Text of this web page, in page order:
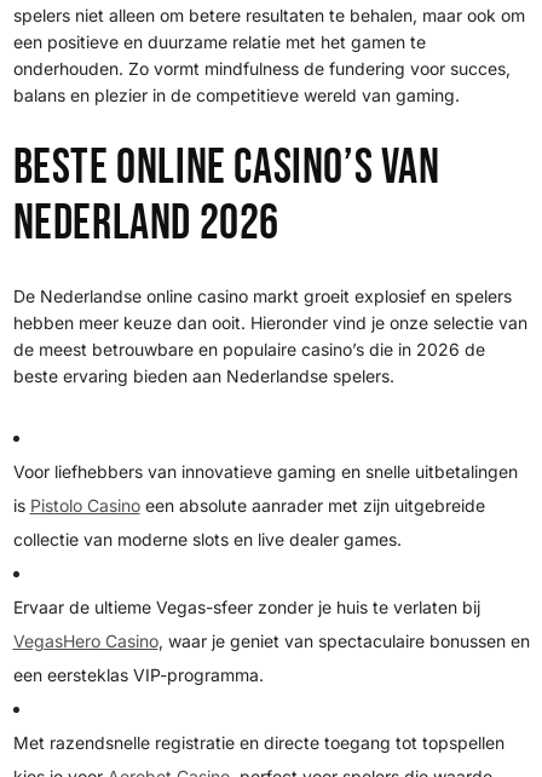
spelers niet alleen om betere resultaten te behalen, maar ook om
een positieve en duurzame relatie met het gamen te
onderhouden. Zo vormt mindfulness de fundering voor succes,
balans en plezier in de competitieve wereld van gaming.
Beste Online Casino’s van
Nederland 2026
De Nederlandse online casino markt groeit explosief en spelers
hebben meer keuze dan ooit. Hieronder vind je onze selectie van
de meest betrouwbare en populaire casino’s die in 2026 de
beste ervaring bieden aan Nederlandse spelers.
Voor liefhebbers van innovatieve gaming en snelle uitbetalingen
is Pistolo Casinoeen absolute aanrader met zijn uitgebreide
collectie van moderne slots en live dealer games.
Ervaar de ultieme Vegas-sfeer zonder je huis te verlaten bij
VegasHero Casino, waar je geniet van spectaculaire bonussen en
een eersteklas VIP-programma.
Met razendsnelle registratie en directe toegang tot topspellen